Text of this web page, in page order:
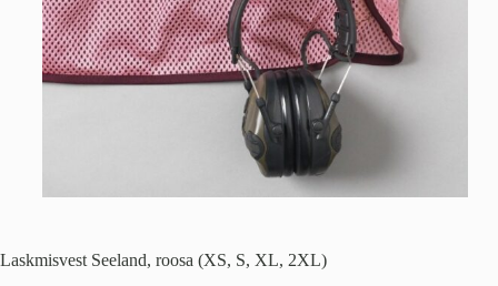
Laskmisvest Seeland, roosa (XS, S, XL, 2XL)